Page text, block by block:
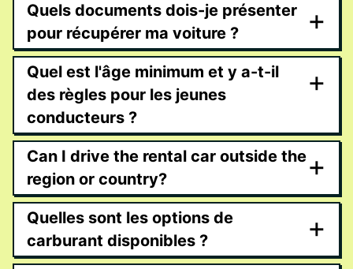
Quels documents dois-je présenter
pour récupérer ma voiture ?
+
Quel est l'âge minimum et y a-t-il
des règles pour les jeunes
conducteurs ?
+
Can I drive the rental car outside the
region or country?
+
Quelles sont les options de
carburant disponibles ?
+